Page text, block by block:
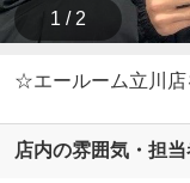
1 / 2
☆エールーム立川
店内の雰囲気・担